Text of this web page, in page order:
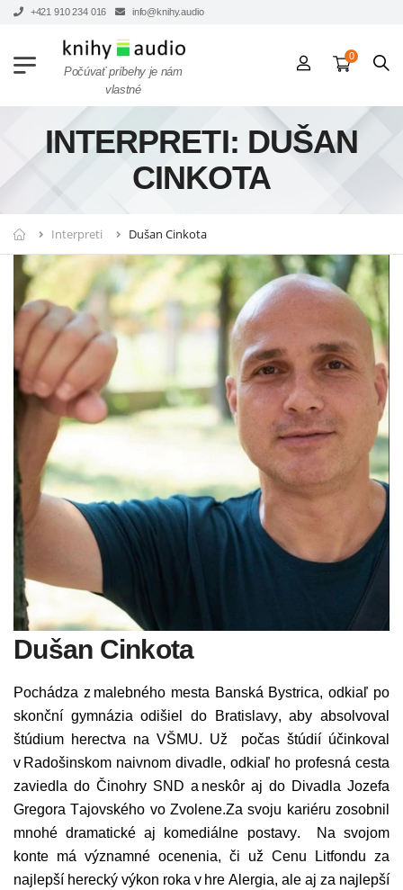
+421 910 234 016 info@knihy.audio
Počúvať príbehy je nám
vlastné
0
INTERPRETI: DUŠAN
CINKOTA
Interpreti Dušan Cinkota
Dušan Cinkota
Pochádza z malebného mesta Banská Bystrica, odkiaľ po
skonční gymnázia odišiel do Bratislavy, aby absolvoval
štúdium herectva na VŠMU. Už počas štúdií účinkoval
v Radošinskom naivnom divadle, odkiaľ ho profesná cesta
zaviedla do Činohry SND a neskôr aj do Divadla Jozefa
Gregora Tajovského vo Zvolene.Za svoju kariéru zosobnil
mnohé dramatické aj komediálne postavy. Na svojom
konte má významné ocenenia, či už Cenu Litfondu za
najlepší herecký výkon roka v hre Alergia, ale aj za najlepší